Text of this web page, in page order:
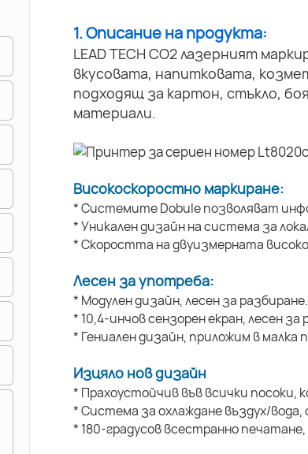
1. Описание на продукта:
LEAD TECH CO2 лазерният
вкусовата, напитковата,
подходящ за картон, стъкло,
материали.
Високоскоростно маркиране:
* Системите Dobule позволяват
* Уникален дизайн на система за
* Скоростта на двуизмерната
Лесен за употреба:
* Модулен дизайн, лесен за разбиране.
* 10,4-инчов сензорен екран, лесен за
* Гениален дизайн, приложим в малка
Изцяло нов дизайн
* Прахоустойчив във всички посоки,
* Система за охлаждане въздух/
* 180-градусов всестранно